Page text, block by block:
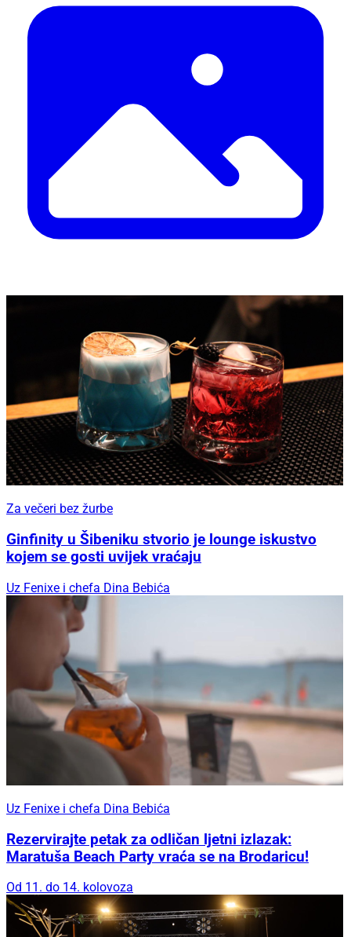
Za večeri bez žurbe
Ginfinity u Šibeniku stvorio je lounge iskustvo
kojem se gosti uvijek vraćaju
Uz Fenixe i chefa Dina Bebića
Uz Fenixe i chefa Dina Bebića
Rezervirajte petak za odličan ljetni izlazak:
Maratuša Beach Party vraća se na Brodaricu!
Od 11. do 14. kolovoza